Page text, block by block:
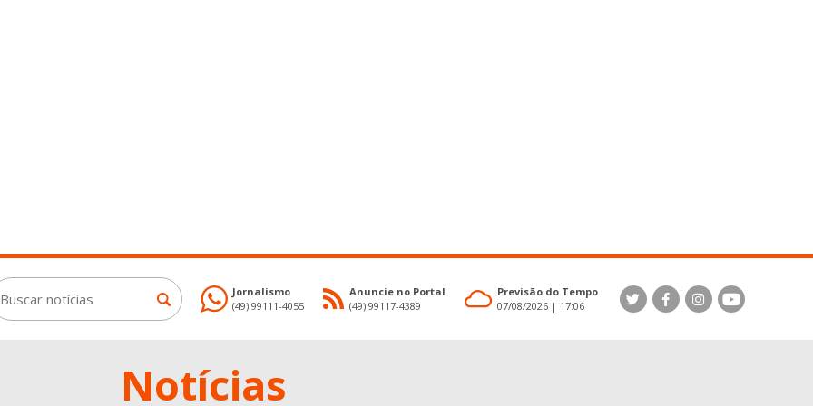
Jornalismo
(49) 99111-4055
Anuncie no Portal
(49) 99117-4389
Previsão do Tempo
07/08/2026 | 17:06
Notícias